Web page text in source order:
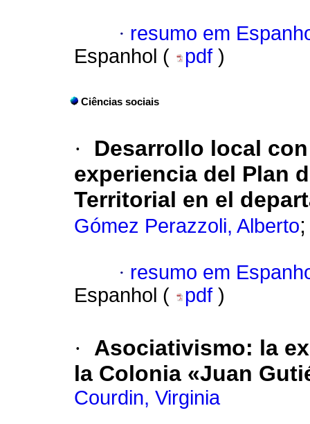
· resumo em
Espanhol (
pdf )
Ciências sociais
·
Desarrollo local
experiencia del Plan
Territorial en el
Gómez Perazzoli, Alberto
· resumo em
Espanhol (
pdf )
·
Asociativismo: la
la Colonia «Juan
Courdin, Virginia